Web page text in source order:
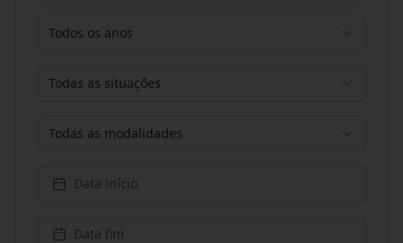
Todos os anos
Todas as situações
Todas as modalidades
Data início
Data fim